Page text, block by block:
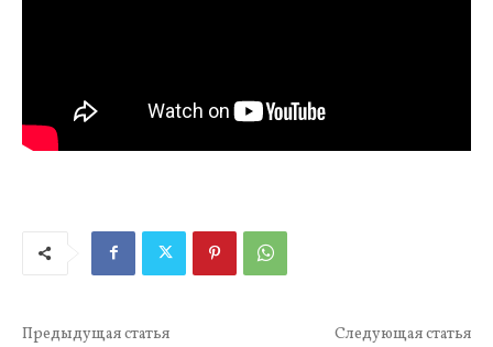
Предыдущая статья Следующая статья